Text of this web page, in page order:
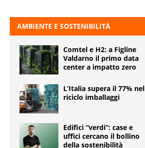
AMBIENTE E SOSTENIBILITÀ
Comtel e H2: a Figline
Valdarno il primo data
center a impatto zero
L’Italia supera il 77% nel
riciclo imballaggi
Edifici “verdi”: case e
uffici cercano il bollino
della sostenibilità